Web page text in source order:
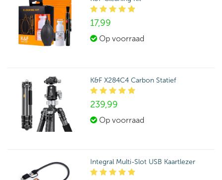
17,99
Op voorraad
K&F X284C4 Carbon Statief
239,99
Op voorraad
Integral Multi-Slot USB Kaartlezer